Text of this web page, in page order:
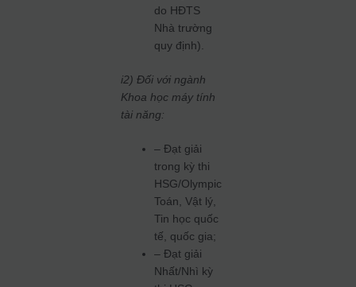
do HĐTS
Nhà trường
quy định).
i2) Đối với ngành
Khoa học máy tính
tài năng:
– Đạt giải
trong kỳ thi
HSG/Olympic
Toán, Vật lý,
Tin học quốc
tế, quốc gia;
– Đạt giải
Nhất/Nhì kỳ